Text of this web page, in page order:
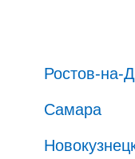
Ростов-на-
Самара